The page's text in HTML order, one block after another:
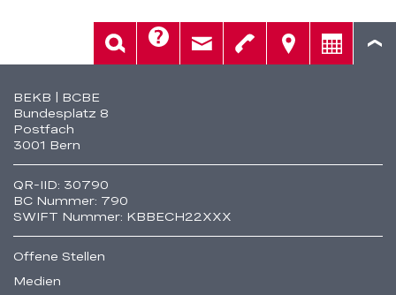
Fusszeile
BEKB | BCBE
Bundesplatz 8
Postfach
3001 Bern
QR-IID: 30790
BC Nummer: 790
SWIFT Nummer: KBBECH22XXX
Offene Stellen
Medien